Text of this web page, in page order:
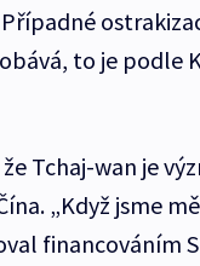
to je podle
Tchaj-wan je
„Když jsme
financováním